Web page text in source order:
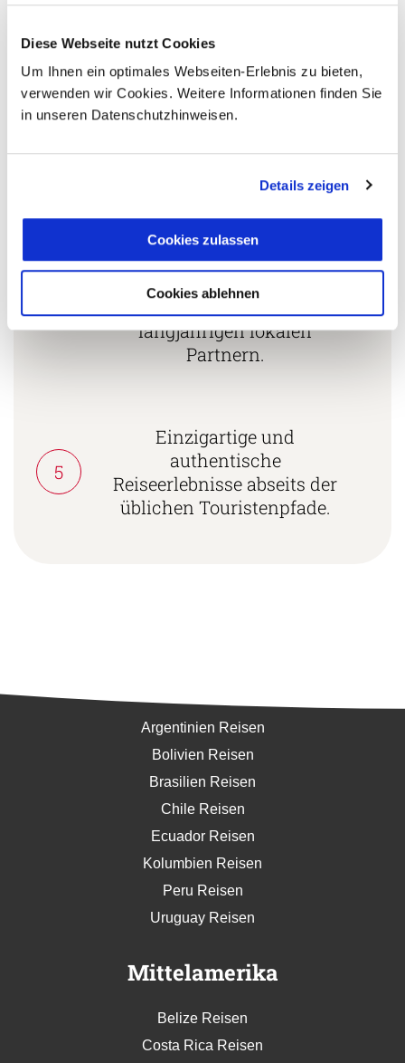
Diese Webseite nutzt Cookies
Um Ihnen ein optimales Webseiten-Erlebnis zu bieten,
verwenden wir Cookies. Weitere Informationen finden Sie
in unseren Datenschutzhinweisen.
Details zeigen
Cookies zulassen
Cookies ablehnen
Mehrfach mit
Tourismuspreisen
nachhaltiges Unternehmen
zertifiziert.
Zusammenarbeit in den
Reiseländern nur mit
eigenen Agenturen oder
langjährigen lokalen
Partnern.
5
Einzigartige und
authentische
Reiseerlebnisse abseits der
üblichen Touristenpfade.
Argentinien Reisen
Bolivien Reisen
Brasilien Reisen
Chile Reisen
Ecuador Reisen
Kolumbien Reisen
Peru Reisen
Uruguay Reisen
Mittelamerika
Belize Reisen
Costa Rica Reisen